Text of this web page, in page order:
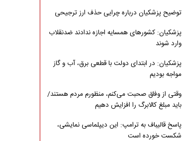
توضیح پزشکیان درباره چرایی حذف ارز ترجیحی
پزشکیان: کشورهای همسایه اجازه ندادند ضدنقلاب
وارد شوند
پزشکیان: در ابتدای دولت با قطعی برق، آب و گاز
مواجه بودیم
وقتی از وفاق صحبت می‌کنم، منظورم مردم هستند/
باید مبلغ کالابرگ را افزایش دهیم
پاسخ قالیباف به ترامپ: این دیپلماسی نمایشی،
شکست خورده است